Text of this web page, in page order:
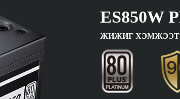
ES850W
ЖИЖИГ